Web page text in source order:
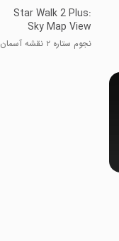
Star Walk 2 Plus:
Sky Map View
نجوم ستاره ۲ نقشه آسمان